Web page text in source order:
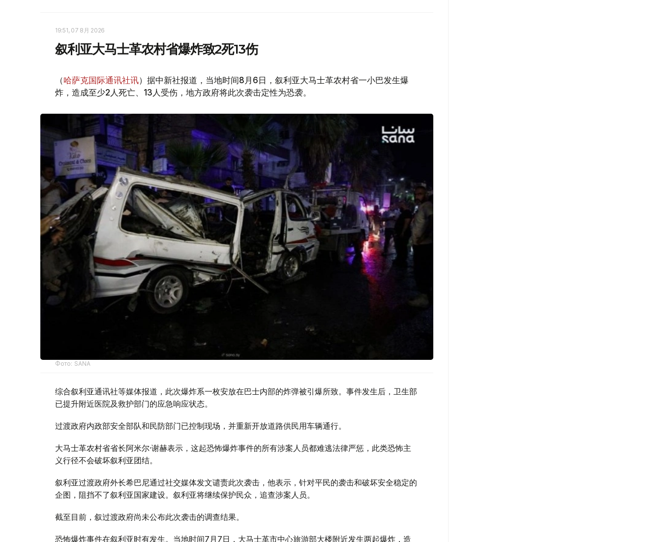
19:51, 07 8月 2026
叙利亚大马士革农村省爆炸致2死13伤
（哈萨克国际通讯社讯）据中新社报道，当地时间8月6日，叙利亚大马士革农村省一小巴发生爆
炸，造成至少2人死亡、13人受伤，地方政府将此次袭击定性为恐袭。
Фото: SANA
综合叙利亚通讯社等媒体报道，此次爆炸系一枚安放在巴士内部的炸弹被引爆所致。事件发生后，卫生部
已提升附近医院及救护部门的应急响应状态。
过渡政府内政部安全部队和民防部门已控制现场，并重新开放道路供民用车辆通行。
大马士革农村省省长阿米尔·谢赫表示，这起恐怖爆炸事件的所有涉案人员都难逃法律严惩，此类恐怖主
义行径不会破坏叙利亚团结。
叙利亚过渡政府外长希巴尼通过社交媒体发文谴责此次袭击，他表示，针对平民的袭击和破坏安全稳定的
企图，阻挡不了叙利亚国家建设。叙利亚将继续保护民众，追查涉案人员。
截至目前，叙过渡政府尚未公布此次袭击的调查结果。
恐怖爆炸事件在叙利亚时有发生。当地时间7月7日，大马士革市中心旅游部大楼附近发生两起爆炸，造